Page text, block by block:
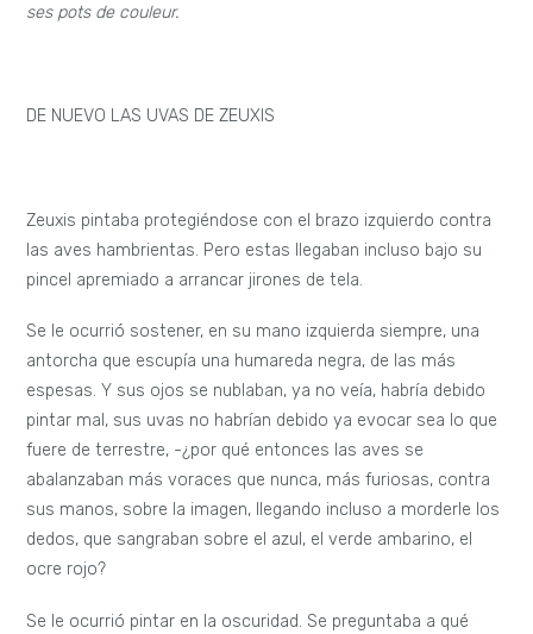
ses pots de couleur.
DE NUEVO LAS UVAS DE ZEUXIS
Zeuxis pintaba protegiéndose con el brazo izquierdo contra
las aves hambrientas. Pero estas llegaban incluso bajo su
pincel apremiado a arrancar jirones de tela.
Se le ocurrió sostener, en su mano izquierda siempre, una
antorcha que escupía una humareda negra, de las más
espesas. Y sus ojos se nublaban, ya no veía, habría debido
pintar mal, sus uvas no habrían debido ya evocar sea lo que
fuere de terrestre, -¿por qué entonces las aves se
abalanzaban más voraces que nunca, más furiosas, contra
sus manos, sobre la imagen, llegando incluso a morderle los
dedos, que sangraban sobre el azul, el verde ambarino, el
ocre rojo?
Se le ocurrió pintar en la oscuridad. Se preguntaba a qué